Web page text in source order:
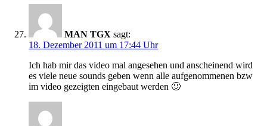
MAN TGX sagt:
18. Dezember 2011 um 17:44 Uhr
Ich hab mir das video mal angesehen und anscheinend wird
es viele neue sounds geben wenn alle aufgenommenen bzw
im video gezeigten eingebaut werden 🙂